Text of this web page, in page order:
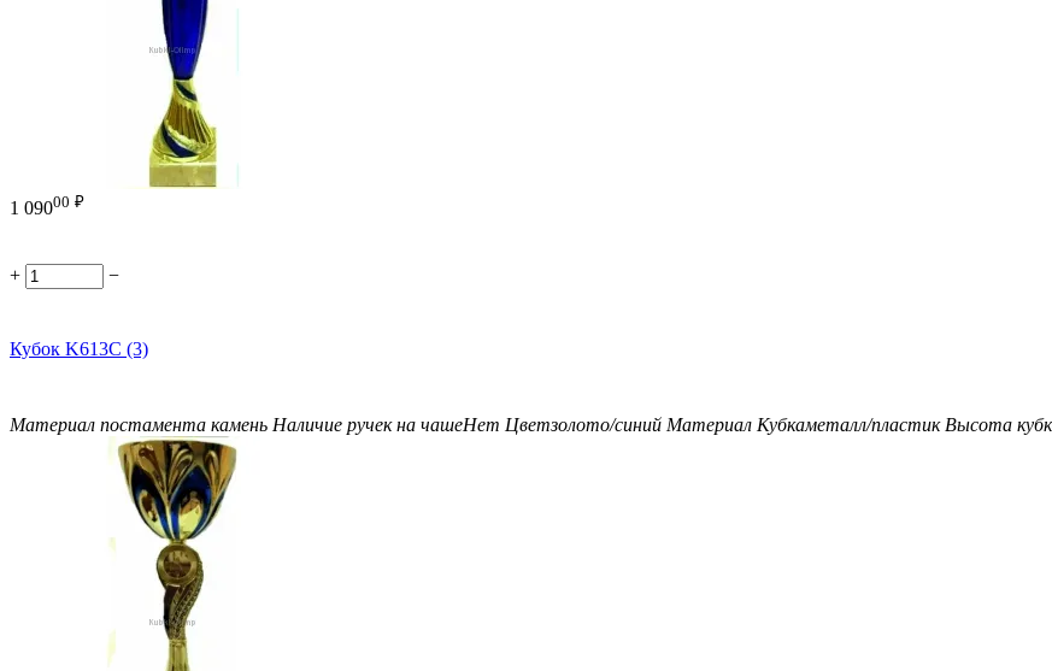
1 09000 ₽
+ −
Кубок K613C (3)
Материал постамента камень Наличие ручек на чашеНет Цветзолото/синий Материал Кубкаметалл/пластик Высота